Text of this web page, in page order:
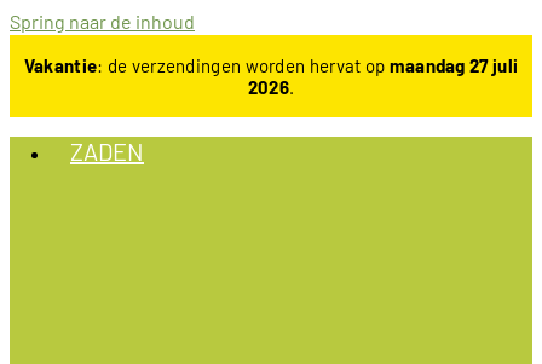
Spring naar de inhoud
Vakantie: de verzendingen worden hervat op maandag 27 juli
2026.
ZADEN